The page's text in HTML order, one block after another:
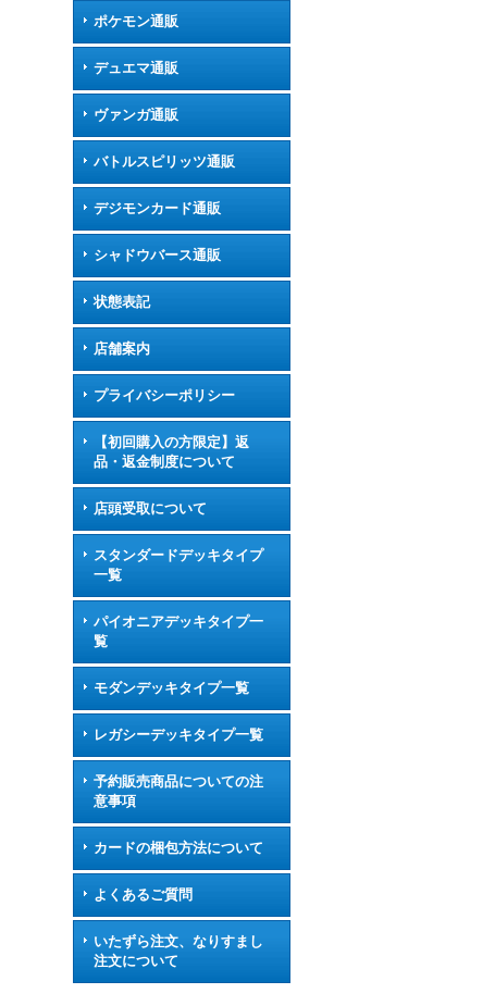
ポケモン通販
デュエマ通販
ヴァンガ通販
バトルスピリッツ通販
デジモンカード通販
シャドウバース通販
状態表記
店舗案内
プライバシーポリシー
【初回購入の方限定】返
品・返金制度について
店頭受取について
スタンダードデッキタイプ
一覧
パイオニアデッキタイプ一
覧
モダンデッキタイプ一覧
レガシーデッキタイプ一覧
予約販売商品についての注
意事項
カードの梱包方法について
よくあるご質問
いたずら注文、なりすまし
注文について